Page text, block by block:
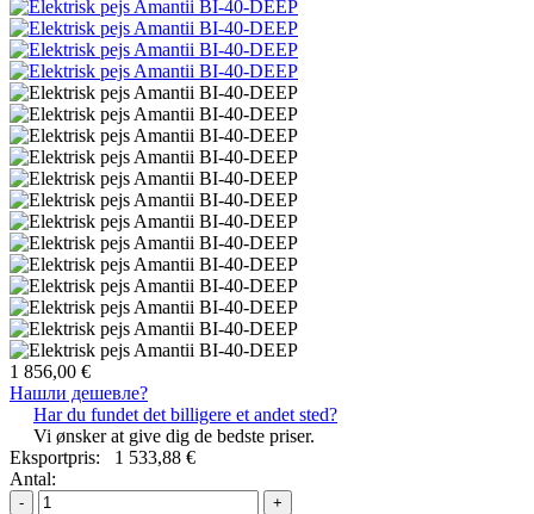
1 856,00 €
Нашли дешевле?
Har du fundet det billigere et andet sted?
Vi ønsker at give dig de bedste priser.
Eksportpris:
1 533,88 €
Antal:
- +